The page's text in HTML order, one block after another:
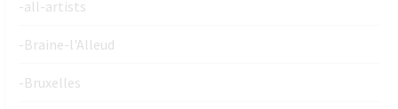
-all-artists
-Braine-l'Alleud
-Bruxelles